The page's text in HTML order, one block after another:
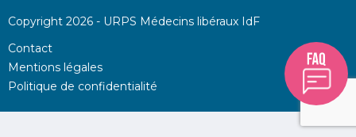
Copyright 2026 - URPS Médecins libéraux IdF
Contact
Mentions légales
Politique de confidentialité